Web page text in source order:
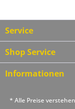
Service
Shop Service
Informationen
* Alle Preise